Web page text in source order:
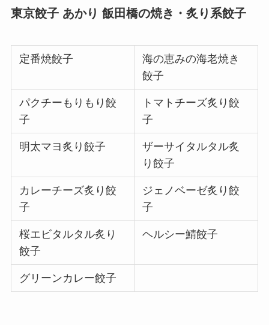
東京餃子 あかり 飯田橋の焼き・炙り系餃子
定番焼餃子
海の恵みの海老焼き
餃子
パクチーもりもり餃
子
トマトチーズ炙り餃
子
明太マヨ炙り餃子
ザーサイタルタル炙
り餃子
カレーチーズ炙り餃
子
ジェノベーゼ炙り餃
子
桜エビタルタル炙り
餃子
ヘルシー鯖餃子
グリーンカレー餃子